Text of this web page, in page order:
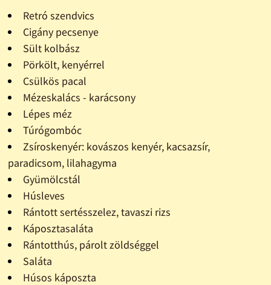
Retró szendvics
Cigány pecsenye
Sült kolbász
Pörkölt, kenyérrel
Csülkös pacal
Mézeskalács - karácsony
Lépes méz
Túrógombóc
Zsíroskenyér: kovászos kenyér, kacsazsír,
paradicsom, lilahagyma
Gyümölcstál
Húsleves
Rántott sertésszelez, tavaszi rizs
Káposztasaláta
Rántotthús, párolt zöldséggel
Saláta
Húsos káposzta